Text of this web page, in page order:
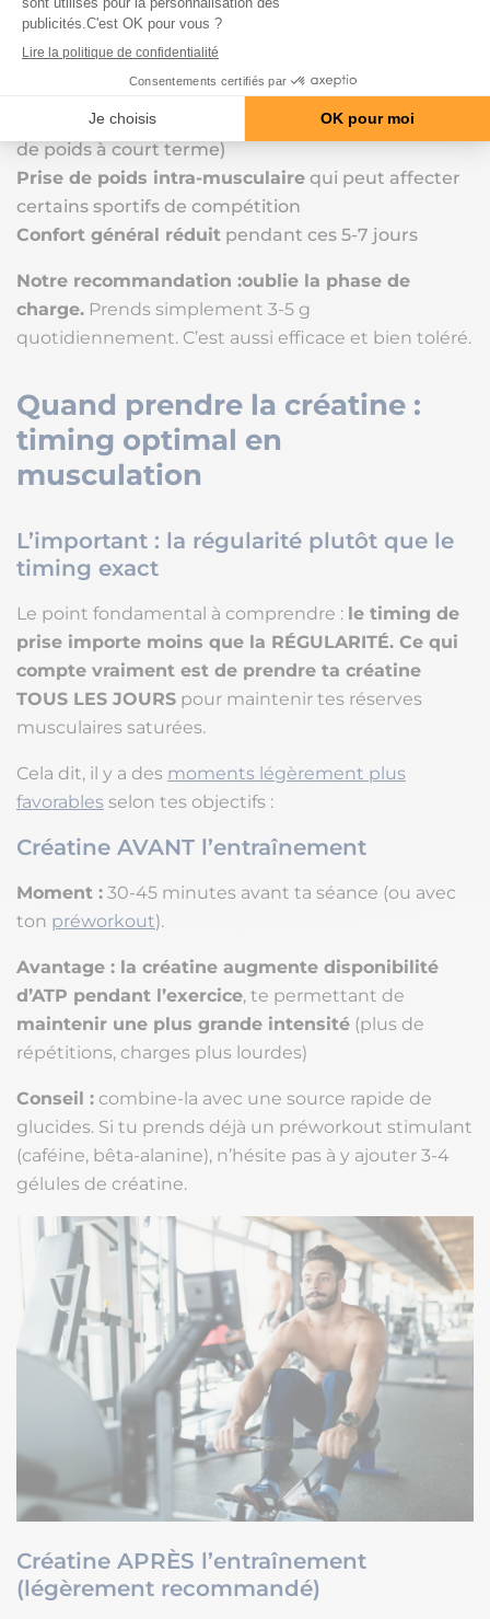
Risque de troubles digestifs
diarrhée, crampes abdominales (surtout si non
Rétention d’eau sous-cutanée temporaire(prise
de poids à court terme)
Prise de poids intra-musculaire qui peut affecter
certains sportifs de compétition
Confort général réduit pendant ces 5-7 jours
Notre recommandation :oublie la phase de
charge. Prends simplement 3-5 g
quotidiennement. C’est aussi efficace et bien toléré.
Quand prendre la créatine :
timing optimal en
musculation
L’important : la régularité plutôt que le
timing exact
Le point fondamental à comprendre : le timing de
prise importe moins que la RÉGULARITÉ. Ce qui
compte vraiment est de prendre ta créatine
TOUS LES JOURS pour maintenir tes réserves
musculaires saturées.
Cela dit, il y a des moments légèrement plus
favorables selon tes objectifs :
Créatine AVANT l’entraînement
Moment : 30-45 minutes avant ta séance (ou avec
ton préworkout).
Avantage : la créatine augmente disponibilité
d’ATP pendant l’exercice, te permettant de
maintenir une plus grande intensité (plus de
répétitions, charges plus lourdes)
Conseil : combine-la avec une source rapide de
glucides. Si tu prends déjà un préworkout stimulant
(caféine, bêta-alanine), n’hésite pas à y ajouter 3-4
gélules de créatine.
Créatine APRÈS l’entraînement
(légèrement recommandé)